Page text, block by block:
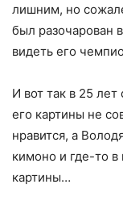
лишним, но
был разочарован
видеть его
И вот так в 25
его картины не
нравится, а
кимоно и где-то
картины…